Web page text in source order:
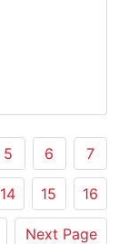
5 6 7
14 15 16
Next Page